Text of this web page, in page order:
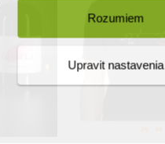
Rozumiem
Upravit nastavenia